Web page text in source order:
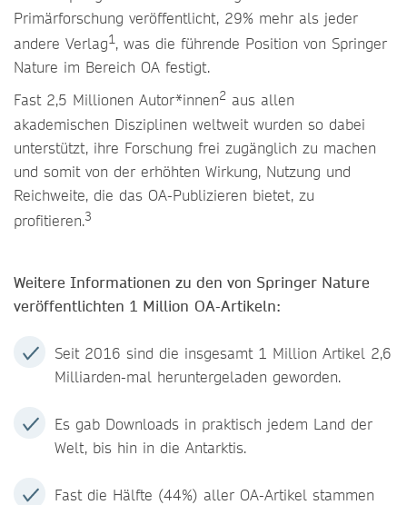
Primärforschung veröffentlicht, 29% mehr als jeder
andere Verlag1, was die führende Position von Springer
Nature im Bereich OA festigt.
Fast 2,5 Millionen Autor*innen2 aus allen
akademischen Disziplinen weltweit wurden so dabei
unterstützt, ihre Forschung frei zugänglich zu machen
und somit von der erhöhten Wirkung, Nutzung und
Reichweite, die das OA-Publizieren bietet, zu
profitieren.3
Weitere Informationen zu den von Springer Nature
veröffentlichten 1 Million OA-Artikeln:
Seit 2016 sind die insgesamt 1 Million Artikel 2,6
Milliarden-mal heruntergeladen geworden.
Es gab Downloads in praktisch jedem Land der
Welt, bis hin in die Antarktis.
Fast die Hälfte (44%) aller OA-Artikel stammen